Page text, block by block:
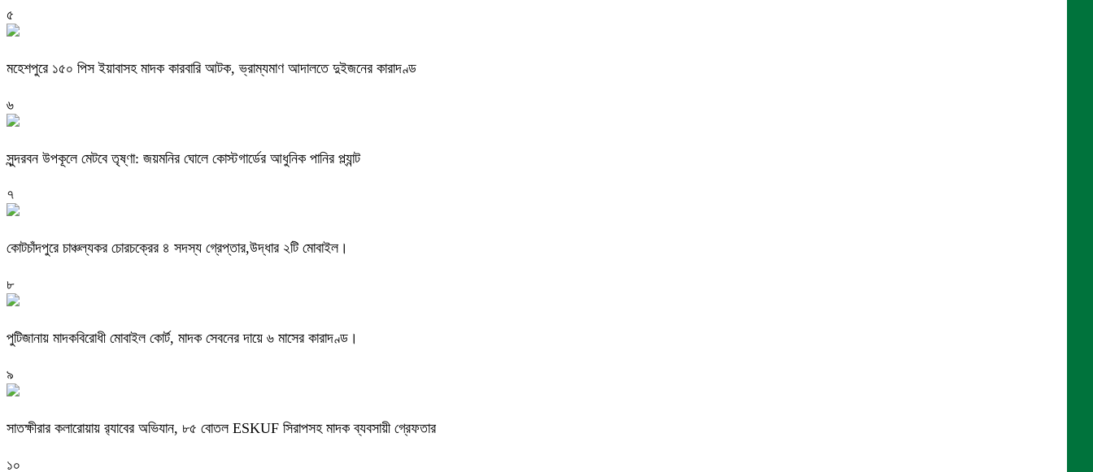
৫
মহেশপুরে ১৫০ পিস ইয়াবাসহ মাদক কারবারি আটক, ভ্রাম্যমাণ আদালতে দুইজনের কারাদণ্ড
৬
সুন্দরবন উপকূলে মেটবে তৃষ্ণা: জয়মনির ঘোলে কোস্টগার্ডের আধুনিক পানির প্ল্যান্ট
৭
কোটচাঁদপুরে চাঞ্চল্যকর চোরচক্রের ৪ সদস্য গ্রেপ্তার,উদ্ধার ২টি মোবাইল।
৮
পুটিজানায় মাদকবিরোধী মোবাইল কোর্ট, মাদক সেবনের দায়ে ৬ মাসের কারাদণ্ড।
৯
সাতক্ষীরার কলারোয়ায় র‍্যাবের অভিযান, ৮৫ বোতল ESKUF সিরাপসহ মাদক ব্যবসায়ী গ্রেফতার
১০